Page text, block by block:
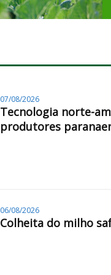
07/08/2026
Tecnologia norte-
produtores
06/08/2026
Colheita do milho